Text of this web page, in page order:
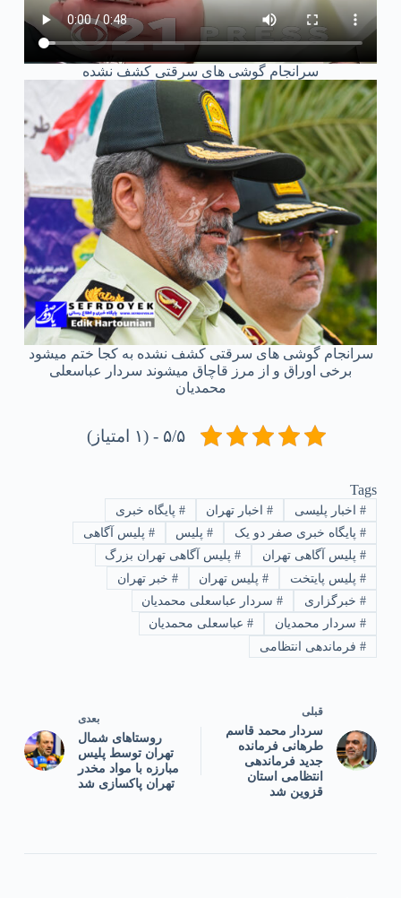
سرانجام گوشی های سرقتی کشف نشده
سرانجام گوشی های سرقتی کشف نشده به کجا ختم میشود
برخی اوراق و از مرز قاچاق میشوند سردار عباسعلی
محمدیان
۵/۵ - (۱ امتیاز)
Tags
#اخبار پلیسی #اخبار تهران # پایگاه خبری
#پایگاه خبری صفر دو یک #پلیس # پلیس آگاهی
#پلیس آگاهی تهران #پلیس آگاهی تهران بزرگ
#پلیس پایتخت #پلیس تهران # خبر تهران
#خبرگزاری #سردار عباسعلی محمدیان
#سردار محمدیان #عباسعلی محمدیان
#فرماندهی انتظامی
قبلی
سردار محمد قاسم
طرهانی فرمانده
جدید فرماندهی
انتظامی استان
قزوین شد
بعدی
روستاهای شمال
تهران توسط پلیس
مبارزه با مواد مخدر
تهران پاکسازی شد